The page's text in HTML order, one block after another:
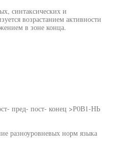
синтаксических и
возрастанием активности
в зоне конца.
пред- пост- конец >Р0В1-НЬ
разноуровневых норм языка